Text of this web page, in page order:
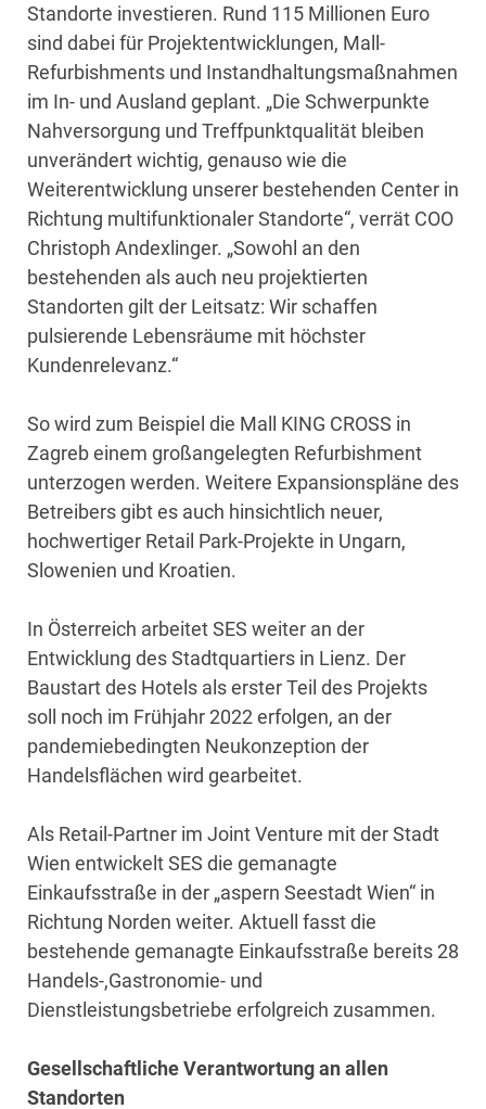
Standorte investieren. Rund 115 Millionen Euro
sind dabei für Projektentwicklungen, Mall-
Refurbishments und Instandhaltungsmaßnahmen
im In- und Ausland geplant. „Die Schwerpunkte
Nahversorgung und Treffpunktqualität bleiben
unverändert wichtig, genauso wie die
Weiterentwicklung unserer bestehenden Center in
Richtung multifunktionaler Standorte“, verrät COO
Christoph Andexlinger. „Sowohl an den
bestehenden als auch neu projektierten
Standorten gilt der Leitsatz: Wir schaffen
pulsierende Lebensräume mit höchster
Kundenrelevanz.“
So wird zum Beispiel die Mall KING CROSS in
Zagreb einem großangelegten Refurbishment
unterzogen werden. Weitere Expansionspläne des
Betreibers gibt es auch hinsichtlich neuer,
hochwertiger Retail Park-Projekte in Ungarn,
Slowenien und Kroatien.
In Österreich arbeitet SES weiter an der
Entwicklung des Stadtquartiers in Lienz. Der
Baustart des Hotels als erster Teil des Projekts
soll noch im Frühjahr 2022 erfolgen, an der
pandemiebedingten Neukonzeption der
Handelsflächen wird gearbeitet.
Als Retail-Partner im Joint Venture mit der Stadt
Wien entwickelt SES die gemanagte
Einkaufsstraße in der „aspern Seestadt Wien“ in
Richtung Norden weiter. Aktuell fasst die
bestehende gemanagte Einkaufsstraße bereits 28
Handels-,Gastronomie- und
Dienstleistungsbetriebe erfolgreich zusammen.
Gesellschaftliche Verantwortung an allen
Standorten